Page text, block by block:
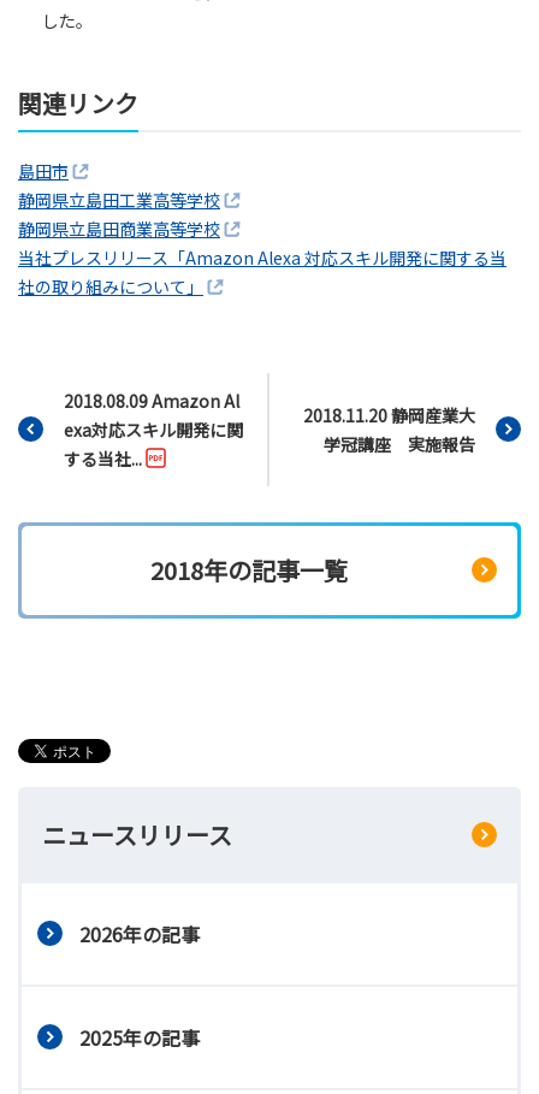
した。
関連リンク
島田市
静岡県立島田工業高等学校
静岡県立島田商業高等学校
当社プレスリリース「Amazon Alexa 対応スキル開発に関する当
社の取り組みについて」
2018.08.09 Amazon Al
exa対応スキル開発に関
する当社...
2018.11.20 静岡産業大
学冠講座 実施報告
2018年の記事一覧
ニュースリリース
2026年の記事
2025年の記事